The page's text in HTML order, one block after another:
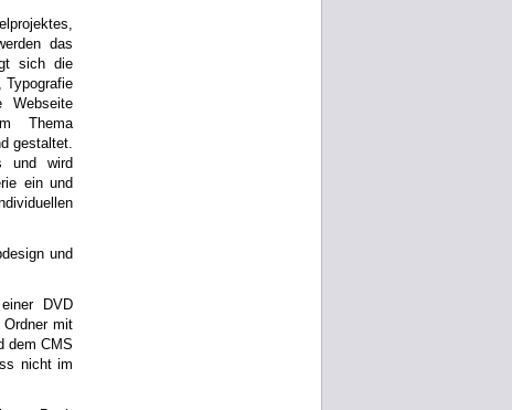
das
sich die
Typografie
Webseite
Thema
gestaltet.
und wird
ein und
und
DVD
mit
dem CMS
nicht im